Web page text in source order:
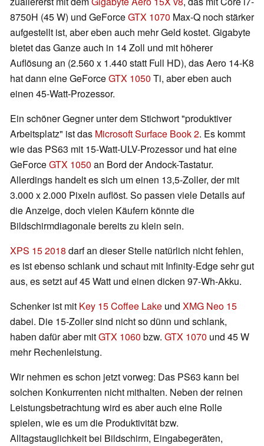
8750H (45 W) und GeForceGTX 1070 Max-Q noch stärker
aufgestellt ist, aber eben auch mehr Geld kostet. Gigabyte
bietet das Ganze auch in 14 Zoll und mit höherer
Auflösung an (2.560 x 1.440 statt Full HD), das Aero 14-K8
hat dann eine GeForceGTX 1050 Ti, aber eben auch
einen 45-Watt-Prozessor.
Ein schöner Gegner unter dem Stichwort "produktiver
Arbeitsplatz" ist das Microsoft Surface Book 2. Es kommt
wie das PS63 mit 15-Watt-ULV-Prozessor und hat eine
GeForceGTX 1050 an Bord der Andock-Tastatur.
Allerdings handelt es sich um einen 13,5-Zoller, der mit
3.000 x 2.000 Pixeln auflöst. So passen viele Details auf
die Anzeige, doch vielen Käufern könnte die
Bildschirmdiagonale bereits zu klein sein.
XPS 15 2018 darf an dieser Stelle natürlich nicht fehlen,
es ist ebenso schlank und schaut mit Infinity-Edge sehr gut
aus, es setzt auf 45 Watt und einen dicken 97-Wh-Akku.
Schenker ist mit Key 15 Coffee Lake und XMG Neo 15
dabei. Die 15-Zoller sind nicht so dünn und schlank,
haben dafür aber mitGTX 1060 bzw. GTX 1070 und 45 W
mehr Rechenleistung.
Wir nehmen es schon jetzt vorweg: Das PS63 kann bei
solchen Konkurrenten nicht mithalten. Neben der reinen
Leistungsbetrachtung wird es aber auch eine Rolle
spielen, wie es um die Produktivität bzw.
Alltagstauglichkeit bei Bildschirm, Eingabegeräten,